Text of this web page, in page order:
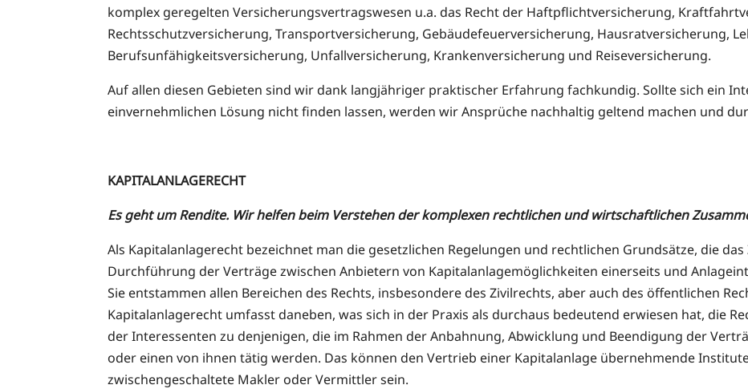
komplex geregelten Versicherungsvertragswesen u.a. das Recht der Haftpflichtversicherung,
Rechtsschutzversicherung, Transportversicherung, Gebäudefeuerversicherung, Hausratversicherung,
Berufsunfähigkeitsversicherung, Unfallversicherung, Krankenversicherung und Reiseversicherung.
Auf allen diesen Gebieten sind wir dank langjähriger praktischer Erfahrung fachkundig. Sollte sich ein
einvernehmlichen Lösung nicht finden lassen, werden wir Ansprüche nachhaltig geltend machen und
KAPITALANLAGERECHT
Es geht um Rendite. Wir helfen beim Verstehen der komplexen rechtlichen und wirtschaftlichen
Als Kapitalanlagerecht bezeichnet man die gesetzlichen Regelungen und rechtlichen Grundsätze, die
Durchführung der Verträge zwischen Anbietern von Kapitalanlagemöglichkeiten einerseits und
Sie entstammen allen Bereichen des Rechts, insbesondere des Zivilrechts, aber auch des öffentlichen
Kapitalanlagerecht umfasst daneben, was sich in der Praxis als durchaus bedeutend erwiesen hat, die
der Interessenten zu denjenigen, die im Rahmen der Anbahnung, Abwicklung und Beendigung der
oder einen von ihnen tätig werden. Das können den Vertrieb einer Kapitalanlage übernehmende
zwischengeschaltete Makler oder Vermittler sein.